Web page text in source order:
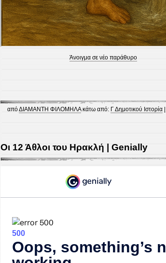
Άνοιγμα σε νέο παράθυρο
απόΔΙΑΜΑΝΤΗ ΦΙΛΟΜΗΛΑκάτω από: Γ Δημοτικού Ιστορία|
Οι 12 Άθλοι του Ηρακλή | Genially